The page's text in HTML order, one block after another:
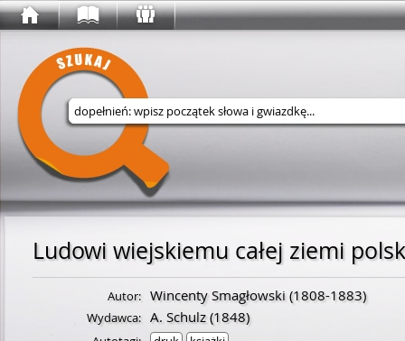
Wyszukaj w serwisie
Ludowi wiejskiemu całej ziemi
Autor: Wincenty Smagłowski (1808-1883)
Wydawca: A. Schulz(1848)